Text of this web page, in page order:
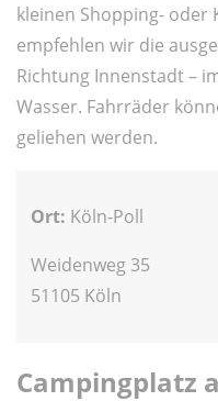
kleinen Shopping-
empfehlen wir die
Richtung Innenstadt –
Wasser. Fahrräder
geliehen werden.
Ort: Köln-Poll
Weidenweg 35
51105 Köln
Campingplatz